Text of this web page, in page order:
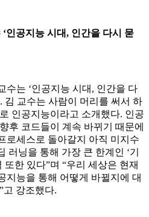
인공지능 시대, 인간을 다시 묻
수는 ‘인공지능 시대, 인간을 다
김 교수는 사람이 머리를 써서 하
인공지능이라고 소개했다. 인공
후 코드들이 계속 바뀌기 때문에
로세스로 돌아갈지 아직 미지수
러닝을 통해 가장 큰 한계인 ‘기
또한 있다”며 “우리 세상은 현재
지능을 통해 어떻게 바뀔지에 대
고 강조했다.